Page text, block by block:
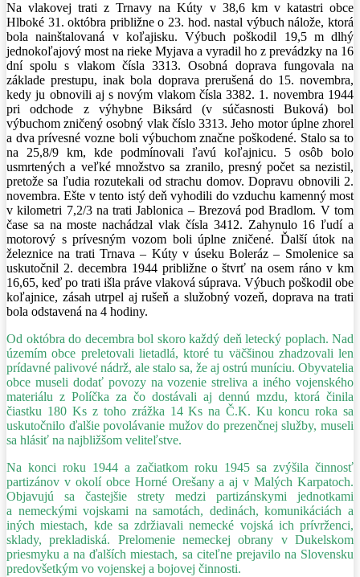
Na vlakovej trati z Trnavy na Kúty v 38,6 km v katastri obce
Hlboké 31. októbra približne o 23. hod. nastal výbuch nálože, ktorá
bola nainštalovaná v koľajisku. Výbuch poškodil 19,5 m dlhý
jednokoľajový most na rieke Myjava a vyradil ho z prevádzky na 16
dní spolu s vlakom čísla 3313. Osobná doprava fungovala na
základe prestupu, inak bola doprava prerušená do 15. novembra,
kedy ju obnovili aj s novým vlakom čísla 3382. 1. novembra 1944
pri odchode z výhybne Biksárd (v súčasnosti Buková) bol
výbuchom zničený osobný vlak číslo 3313. Jeho motor úplne zhorel
a dva prívesné vozne boli výbuchom značne poškodené. Stalo sa to
na 25,8/9 km, kde podmínovali ľavú koľajnicu. 5 osôb bolo
usmrtených a veľké množstvo sa zranilo, presný počet sa nezistil,
pretože sa ľudia rozutekali od strachu domov. Dopravu obnovili 2.
novembra. Ešte v tento istý deň vyhodili do vzduchu kamenný most
v kilometri 7,2/3 na trati Jablonica – Brezová pod Bradlom. V tom
čase sa na moste nachádzal vlak čísla 3412. Zahynulo 16 ľudí a
motorový s prívesným vozom boli úplne zničené. Ďalší útok na
železnice na trati Trnava – Kúty v úseku Boleráz – Smolenice sa
uskutočnil 2. decembra 1944 približne o štvrť na osem ráno v km
16,65, keď po trati išla práve vlaková súprava. Výbuch poškodil obe
koľajnice, zásah utrpel aj rušeň a služobný vozeň, doprava na trati
bola odstavená na 4 hodiny.
Od októbra do decembra bol skoro každý deň letecký poplach. Nad
územím obce preletovali lietadlá, ktoré tu väčšinou zhadzovali len
prídavné palivové nádrž, ale stalo sa, že aj ostrú muníciu. Obyvatelia
obce museli dodať povozy na vozenie streliva a iného vojenského
materiálu z Políčka za čo dostávali aj dennú mzdu, ktorá činila
čiastku 180 Ks z toho zrážka 14 Ks na Č.K. Ku koncu roka sa
uskutočnilo ďalšie povolávanie mužov do prezenčnej služby, museli
sa hlásiť na najbližšom veliteľstve.
Na konci roku 1944 a začiatkom roku 1945 sa zvýšila činnosť
partizánov v okolí obce Horné Orešany a aj v Malých Karpatoch.
Objavujú sa častejšie strety medzi partizánskymi jednotkami
a nemeckými vojskami na samotách, dedinách, komunikáciách a
iných miestach, kde sa zdržiavali nemecké vojská ich prívrženci,
sklady, prekladiská. Prelomenie nemeckej obrany v Dukelskom
priesmyku a na ďalších miestach, sa citeľne prejavilo na Slovensku
predovšetkým vo vojenskej a bojovej činnosti.